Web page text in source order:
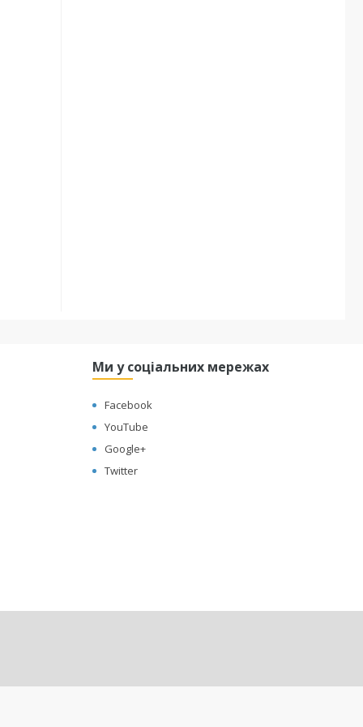
Ми у соціальних мережах
Facebook
YouTube
Google+
Twitter